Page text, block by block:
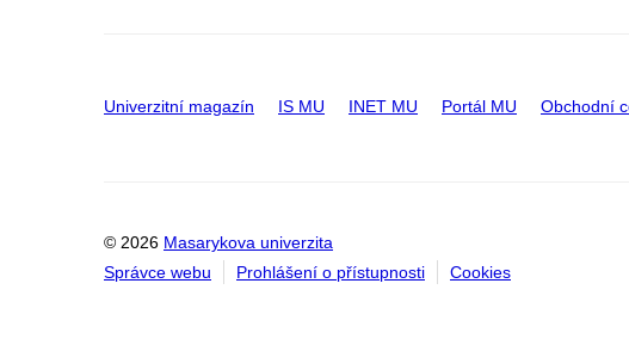
Univerzitní magazín IS MU INET MU Portál MU Obchodní
© 2026 Masarykova univerzita
Správce webu
Prohlášení o přístupnosti Cookies